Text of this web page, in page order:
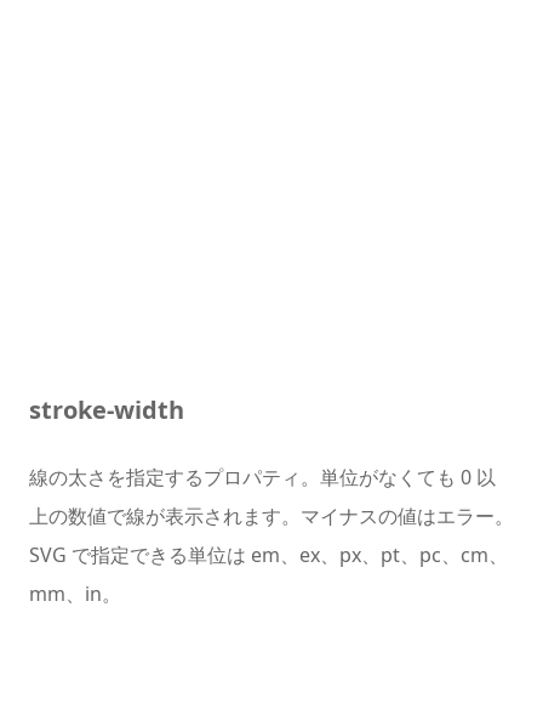
stroke-width
線の太さを指定するプロパティ。単位がなくても 0 以
上の数値で線が表示されます。マイナスの値はエラー。
SVG で指定できる単位は em、ex、px、pt、pc、cm、
mm、in。